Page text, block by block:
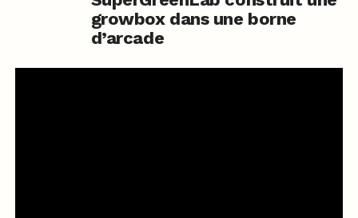
growbox dans une borne
d’arcade